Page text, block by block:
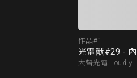
作品#1
光電獸#29 -
大聲光電 Loudly